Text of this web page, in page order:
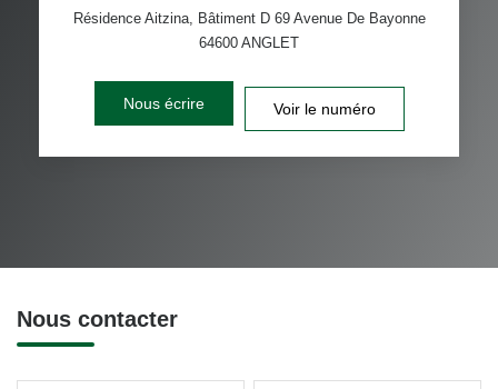
Résidence Aitzina, Bâtiment D 69 Avenue De Bayonne
64600 ANGLET
Nous écrire Voir le numéro
Nous contacter